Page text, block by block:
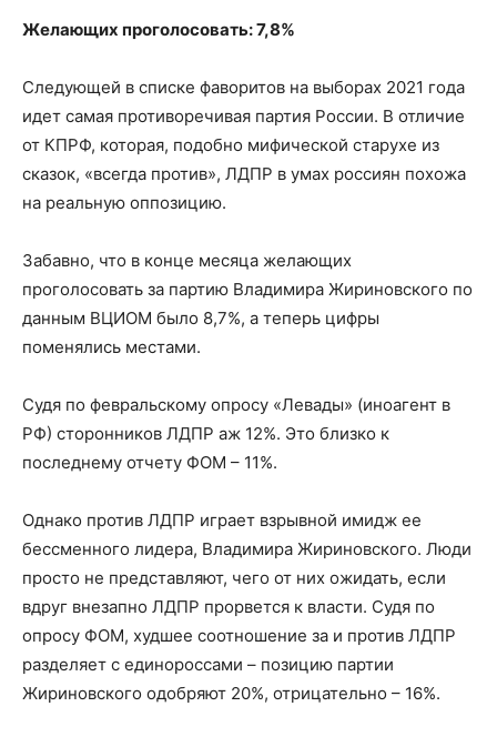
Желающих проголосовать: 7,8%
Следующей в списке фаворитов на выборах 2021 года
идет самая противоречивая партия России. В отличие
от КПРФ, которая, подобно мифической старухе из
сказок, «всегда против», ЛДПР в умах россиян похожа
на реальную оппозицию.
Забавно, что в конце месяца желающих
проголосовать за партию Владимира Жириновского по
данным ВЦИОМ было 8,7%, а теперь цифры
поменялись местами.
Судя по февральскому опросу «Левады» (иноагент в
РФ) сторонников ЛДПР аж 12%. Это близко к
последнему отчету ФОМ – 11%.
Однако против ЛДПР играет взрывной имидж ее
бессменного лидера, Владимира Жириновского. Люди
просто не представляют, чего от них ожидать, если
вдруг внезапно ЛДПР прорвется к власти. Судя по
опросу ФОМ, худшее соотношение за и против ЛДПР
разделяет с единороссами – позицию партии
Жириновского одобряют 20%, отрицательно – 16%.